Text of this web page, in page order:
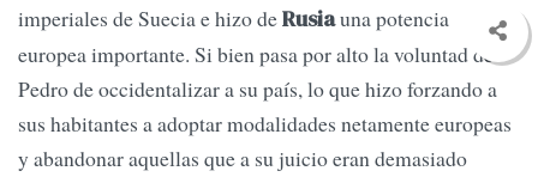
imperiales de Suecia e hizo deRusiauna potencia
europea importante. Si bien pasa por alto la voluntad de
Pedro de occidentalizar a su país, lo que hizo forzando a
sus habitantes a adoptar modalidades netamente europeas
y abandonar aquellas que a su juicio eran demasiado